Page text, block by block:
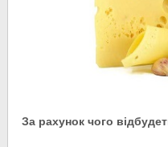
За рахунок чого